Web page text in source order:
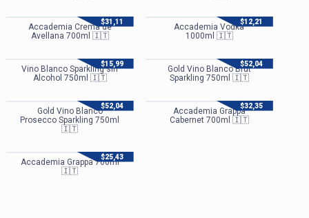
Accademia Crema de
Avellana 700ml 🇮🇹
$31,11
Accademia Vodka
1000ml 🇮🇹
$12,21
Vino Blanco Sparkling sin
Alcohol 750ml 🇮🇹
$15,99
Gold Vino Blanco Brut
Sparkling 750ml 🇮🇹
$52,04
Gold Vino Blanco
Prosecco Sparkling 750ml
🇮🇹
$52,04
Accademia Grappa
Cabernet 700ml 🇮🇹
$32,35
Accademia Grappa 700ml
🇮🇹
$25,43